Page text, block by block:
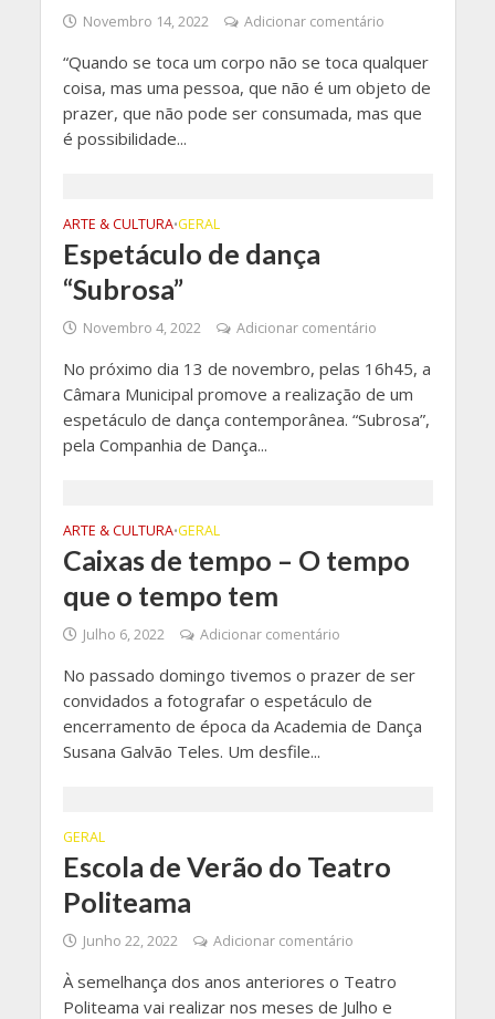
Novembro 14, 2022 Adicionar comentário
“Quando se toca um corpo não se toca qualquer
coisa, mas uma pessoa, que não é um objeto de
prazer, que não pode ser consumada, mas que
é possibilidade...
ARTE & CULTURA•GERAL
Espetáculo de dança
“Subrosa”
Novembro 4, 2022 Adicionar comentário
No próximo dia 13 de novembro, pelas 16h45, a
Câmara Municipal promove a realização de um
espetáculo de dança contemporânea. “Subrosa”,
pela Companhia de Dança...
ARTE & CULTURA•GERAL
Caixas de tempo – O tempo
que o tempo tem
Julho 6, 2022 Adicionar comentário
No passado domingo tivemos o prazer de ser
convidados a fotografar o espetáculo de
encerramento de época da Academia de Dança
Susana Galvão Teles. Um desfile...
GERAL
Escola de Verão do Teatro
Politeama
Junho 22, 2022 Adicionar comentário
À semelhança dos anos anteriores o Teatro
Politeama vai realizar nos meses de Julho e